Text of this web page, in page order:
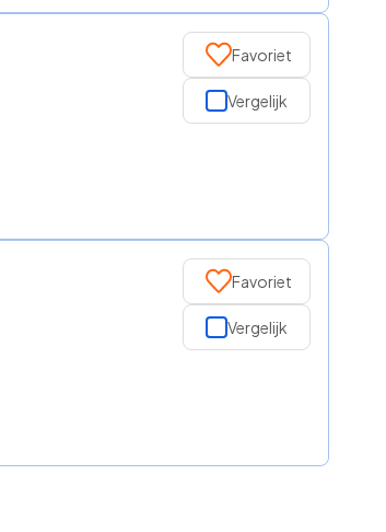
Favoriet
Vergelijk
Favoriet
Vergelijk